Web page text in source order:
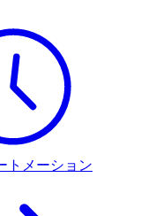
トメーション